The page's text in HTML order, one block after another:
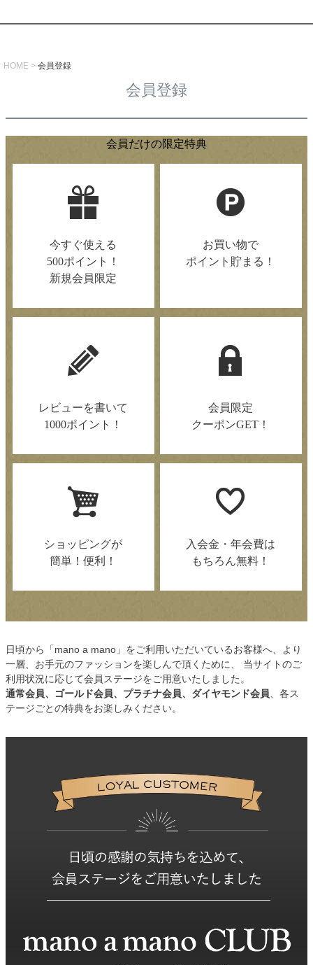
HOME 会員登録
会員登録
会員だけの限定特典
今すぐ使える
500ポイント！
新規会員限定
お買い物で
ポイント貯まる！
レビューを書いて
1000ポイント！
会員限定
クーポンGET！
ショッピングが
簡単！便利！
入会金・年会費は
もちろん無料！
日頃から「mano a mano」をご利用いただいているお客様へ、より
一層、お手元のファッションを楽しんで頂くために、 当サイトのご
利用状況に応じて会員ステージをご用意いたしました。
通常会員、ゴールド会員、プラチナ会員、ダイヤモンド会員、各ス
テージごとの特典をお楽しみください。